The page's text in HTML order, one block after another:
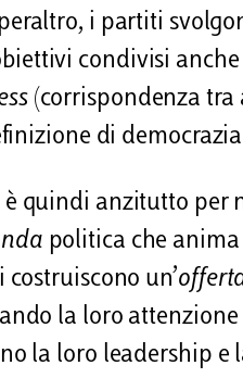
i partiti
condivisi
(corrispondenza tra
di democrazia
quindi anzitutto per
politica che
un’
la loro
la loro leadership e